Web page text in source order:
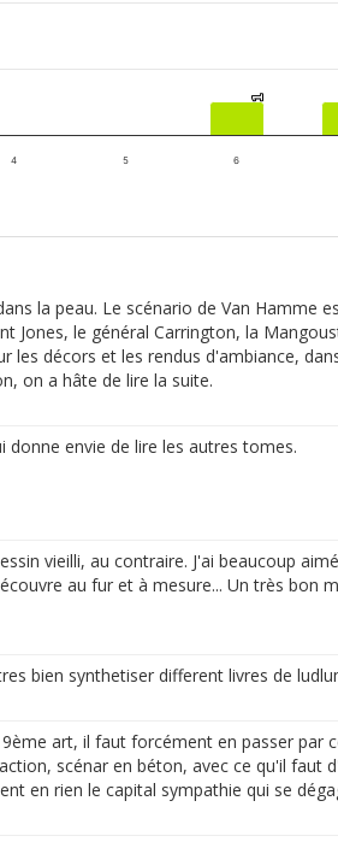
1
1
4 5 6
la peau. Le scénario de Van Hamme
le général Carrington, la
décors et les rendus d'ambiance,
on a hâte de lire la suite.
envie de lire les autres tomes.
vieilli, au contraire. J'ai beaucoup
au fur et à mesure... Un très bon
bien synthetiser different livres de
art, il faut forcément en passer par
scénar en béton, avec ce qu'il
en rien le capital sympathie qui se